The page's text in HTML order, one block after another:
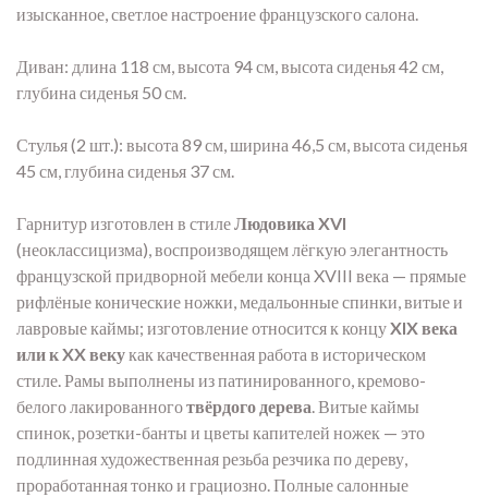
изысканное, светлое настроение французского салона.
Диван: длина 118 см, высота 94 см, высота сиденья 42 см,
глубина сиденья 50 см.
Стулья (2 шт.): высота 89 см, ширина 46,5 см, высота сиденья
45 см, глубина сиденья 37 см.
Гарнитур изготовлен в стилеЛюдовика XVI
(неоклассицизма), воспроизводящем лёгкую элегантность
французской придворной мебели конца XVIII века — прямые
рифлёные конические ножки, медальонные спинки, витые и
лавровые каймы; изготовление относится к концуXIX века
или к XX векукак качественная работа в историческом
стиле. Рамы выполнены из патинированного, кремово-
белого лакированноготвёрдого дерева. Витые каймы
спинок, розетки-банты и цветы капителей ножек — это
подлинная художественная резьба резчика по дереву,
проработанная тонко и грациозно. Полные салонные